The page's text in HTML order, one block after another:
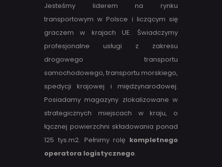
Jesteśmy liderem na rynku
transportowym w Polsce i liczącym się
graczem w krajach UE. Świadczymy
profesjonalne usługi z zakresu
drogowego transportu
samochodowego, transportu morskiego,
spedycji krajowej i międzynarodowej.
Posiadamy magazyny zlokalizowane w
strategicznych miejscach w kraju, o
łącznej powierzchni składowania ponad
125 tys.m2. Pełnimy rolę kompletnego
operatora logistycznego.